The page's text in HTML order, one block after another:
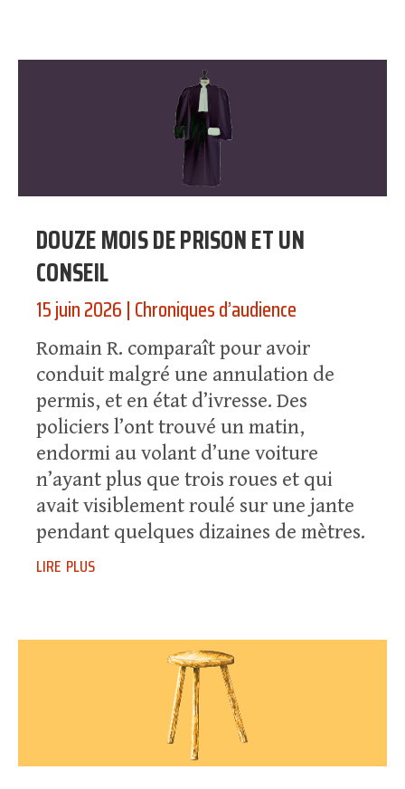
DOUZE MOIS DE PRISON ET UN
CONSEIL
15 juin 2026|Chroniques d’audience
Romain R. comparaît pour avoir
conduit malgré une annulation de
permis, et en état d’ivresse. Des
policiers l’ont trouvé un matin,
endormi au volant d’une voiture
n’ayant plus que trois roues et qui
avait visiblement roulé sur une jante
pendant quelques dizaines de mètres.
lire plus